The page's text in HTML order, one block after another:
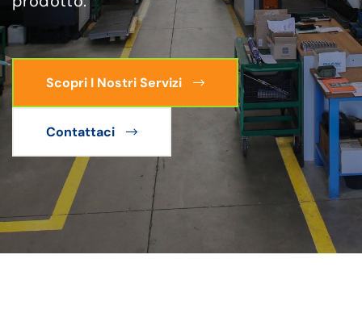
Scopri I Nostri Servizi
Contattaci